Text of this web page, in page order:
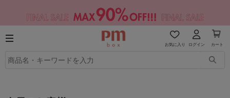
お気に入り ログイン カート